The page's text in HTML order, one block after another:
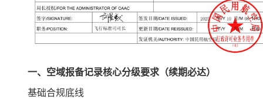
一、空域报备记录核心分级要求（续期必达）
基础合规底线